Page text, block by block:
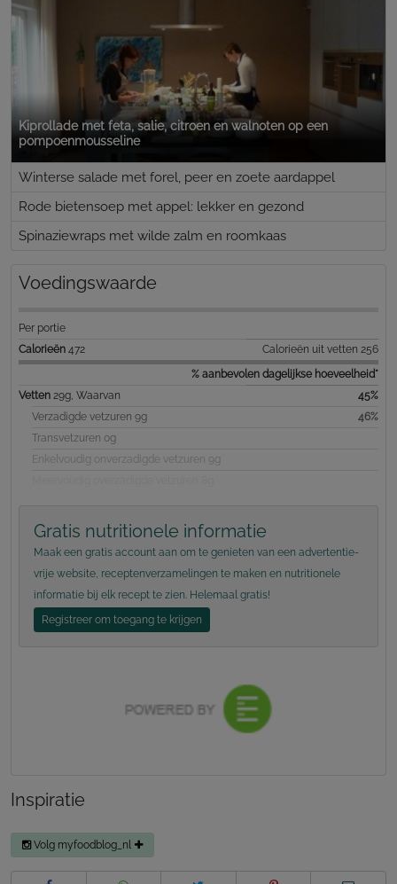
Kiprollade met feta, salie, citroen en walnoten op een
pompoenmousseline
Winterse salade met forel, peer en zoete aardappel
Rode bietensoep met appel: lekker en gezond
Spinaziewraps met wilde zalm en roomkaas
Voedingswaarde
Per portie
Calorieën 472
Calorieën uit vetten 256
% aanbevolen dagelijkse hoeveelheid*
Vetten 29g, Waarvan
45%
Verzadigde vetzuren 9g
46%
Transvetzuren 0g
Enkelvoudig onverzadigde vetzuren 9g
Gratis nutritionele informatie
Maak een gratis account aan om te genieten van een advertentie-
vrije website, receptenverzamelingen te maken en nutritionele
informatie bij elk recept te zien. Helemaal gratis!
Registreer om toegang te krijgen
Inspiratie
Volg myfoodblog_nl